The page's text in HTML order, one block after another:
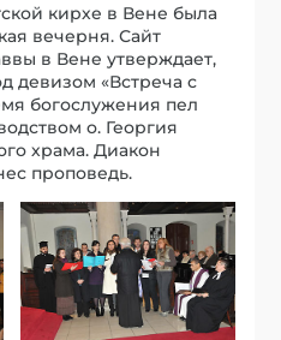
кирхе в Вене была
вечерня. Сайт
в Вене утверждает,
девизом «Встреча с
богослужения пел
о. Георгия
храма. Диакон
проповедь.